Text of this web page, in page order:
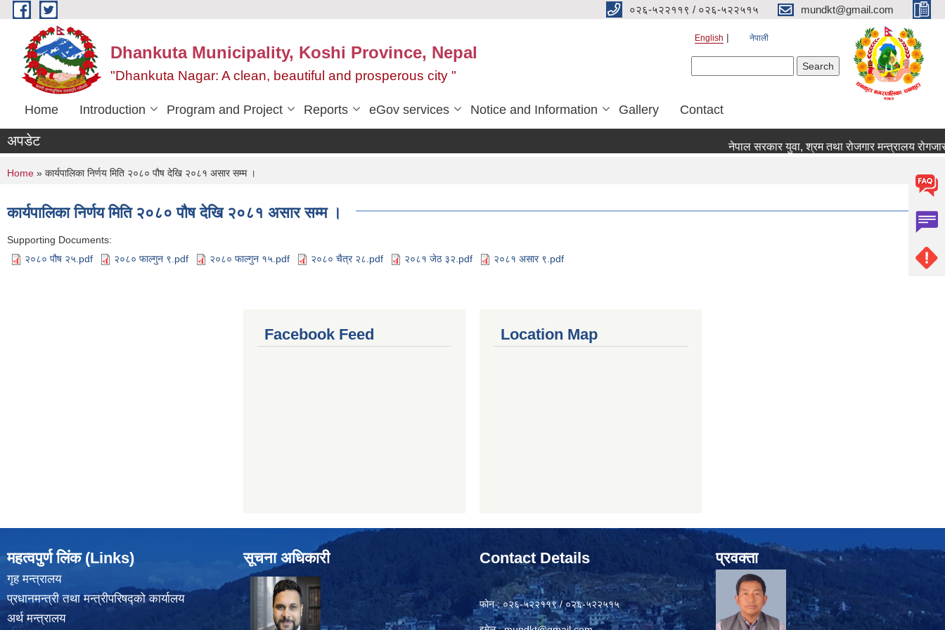
Skip to main content ०२६-५२२११९ / ०२६-५२२५१५ mundkt@gmail.com
Dhankuta Municipality, Koshi Province, Nepal
"Dhankuta Nagar: A clean, beautiful and prosperous city "
English नेपाली
Home Introduction Program and Project Reports eGov services Notice and Information Gallery Contact
अपडेट नेपाल सरकार युवा, श्रम तथा रोजगार मन्त्रालय रोगजार
You are here
Home » कार्यपालिका निर्णय मिति २०८० पौष देखि २०८१ असार सम्म ।
कार्यपालिका निर्णय मिति २०८० पौष देखि २०८१ असार सम्म ।
Supporting Documents:
२०८० पौष २५.pdf
२०८० फाल्गुन ९.pdf २०८० फाल्गुन १५.pdf २०८० चैत्र २८.pdf २०८१ जेठ ३२.pdf २०८१ असार ९.pdf
Facebook Feed Location Map
महत्वपुर्ण लिंक (Links)
गृह मन्त्रालय
प्रधानमन्त्री तथा मन्त्रीपरिषद्को कार्यालय
अर्थ मन्त्रालय
सूचना अधिकारी Contact Details
फोन : ०२६-५२२११९ / ०२६-५२२५१५
प्रवक्ता